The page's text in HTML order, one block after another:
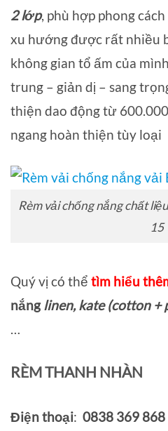
2 lớp, phù hợp phong
xu hướng được rất nhiều
không gian tổ ấm của
trung – giản dị – sang
thiện dao động từ
ngang hoàn thiện tùy loại
Rèm vải chống nắng chất
15
Quý vị có thể tìm hiểu
nắng linen, kate (cotton +
…
RÈM THANH NHÀN
Điện thoại: 0838 369